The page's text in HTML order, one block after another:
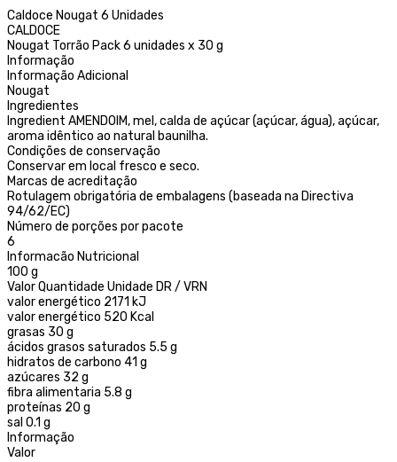
Caldoce Nougat 6 Unidades
CALDOCE
Nougat Torrão Pack 6 unidades x 30 g
Informação
Informação Adicional
Nougat
Ingredientes
Ingredient AMENDOIM, mel, calda de açúcar (açúcar, água), açúcar,
aroma idêntico ao natural baunilha.
Condições de conservação
Conservar em local fresco e seco.
Marcas de acreditação
Rotulagem obrigatória de embalagens (baseada na Directiva
94/62/EC)
Número de porções por pacote
6
Informacão Nutricional
100 g
Valor Quantidade Unidade DR / VRN
valor energético 2171 kJ
valor energético 520 Kcal
grasas 30 g
ácidos grasos saturados 5.5 g
hidratos de carbono 41 g
azúcares 32 g
fibra alimentaria 5.8 g
proteínas 20 g
sal 0.1 g
Informação
Valor